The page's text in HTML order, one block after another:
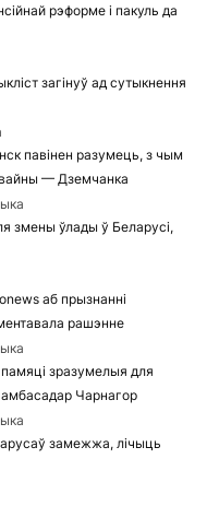
рэформе і пакуль да
загінуў ад сутыкнення
павінен разумець, з чым
— Дземчанка
змены ўлады ў Беларусі,
аб прызнанні
рашэнне
зразумелыя для
амбасадар Чарнагор
замежжа, лічыць